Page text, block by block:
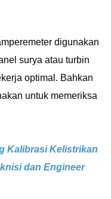
digunakan
surya atau turbin
optimal. Bahkan
untuk memeriksa
Kalibrasi Kelistrikan
dan Engineer